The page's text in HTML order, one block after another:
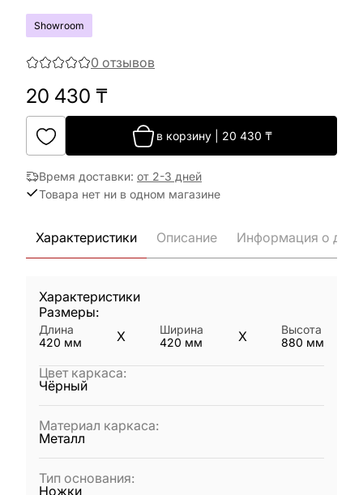
Showroom
0 отзывов
20 430 ₸
в корзину 20 430 ₸
Время доставки: от 2-3 дней
Товара нет ни в одном магазине
Характеристики Описание Информация о
Характеристики
Размеры:
Длина
420 мм X
Ширина
420 мм X
Высота
880 мм
Цвет каркаса:
Чёрный
Материал каркаса:
Металл
Тип основания:
Ножки